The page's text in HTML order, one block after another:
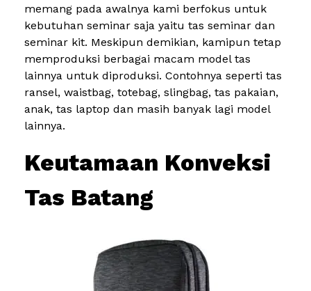
memang pada awalnya kami berfokus untuk
kebutuhan seminar saja yaitu tas seminar dan
seminar kit. Meskipun demikian, kamipun tetap
memproduksi berbagai macam model tas
lainnya untuk diproduksi. Contohnya seperti tas
ransel, waistbag, totebag, slingbag, tas pakaian,
anak, tas laptop dan masih banyak lagi model
lainnya.
Keutamaan Konveksi
Tas Batang